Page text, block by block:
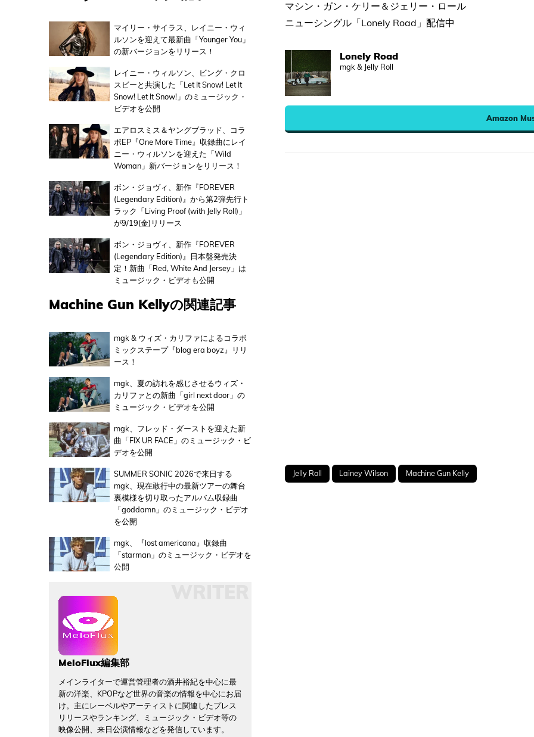
マシン・ガン・ケリー＆ジェリー・ロール
ニューシングル「Lonely Road」配信中
Lonely Road
mgk & Jelly Roll
Amazon
Jelly Roll Lainey Wilson Machine Gun Kelly
マイリー・サイラス、レイニー・ウィ
ルソンを迎えて最新曲「Younger You」
の新バージョンをリリース！
レイニー・ウィルソン、ビング・クロ
スビーと共演した「Let It Snow! Let It
Snow! Let It Snow!」のミュージック・
ビデオを公開
エアロスミス＆ヤングブラッド、コラ
ボEP『One More Time』収録曲にレイ
ニー・ウィルソンを迎えた「Wild
Woman」新バージョンをリリース！
ボン・ジョヴィ、新作『FOREVER
(Legendary Edition)』から第2弾先行ト
ラック「Living Proof (with Jelly Roll)」
が9/19(金)リリース
ボン・ジョヴィ、新作『FOREVER
(Legendary Edition)』日本盤発売決
定！新曲「Red, White And Jersey」は
ミュージック・ビデオも公開
Machine Gun Kellyの関連記事
mgk & ウィズ・カリファによるコラボ
ミックステープ『blog era boyz』リリ
ース！
mgk、夏の訪れを感じさせるウィズ・
カリファとの新曲「girl next door」の
ミュージック・ビデオを公開
mgk、フレッド・ダーストを迎えた新
曲「FIX UR FACE」のミュージック・ビ
デオを公開
SUMMER SONIC 2026で来日する
mgk、現在敢行中の最新ツアーの舞台
裏模様を切り取ったアルバム収録曲
「goddamn」のミュージック・ビデオ
を公開
mgk、『lost americana』収録曲
「starman」のミュージック・ビデオを
公開
MeloFlux編集部
メインライターで運営管理者の酒井裕紀を中心に最
新の洋楽、KPOPなど世界の音楽の情報を中心にお届
け。主にレーベルやアーティストに関連したプレス
リリースやランキング、ミュージック・ビデオ等の
映像公開、来日公演情報などを発信しています。